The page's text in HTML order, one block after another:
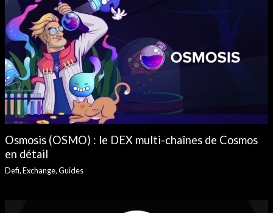
Osmosis (OSMO) : le DEX multi-chaînes de Cosmos
en détail
Defi,Exchange,Guides